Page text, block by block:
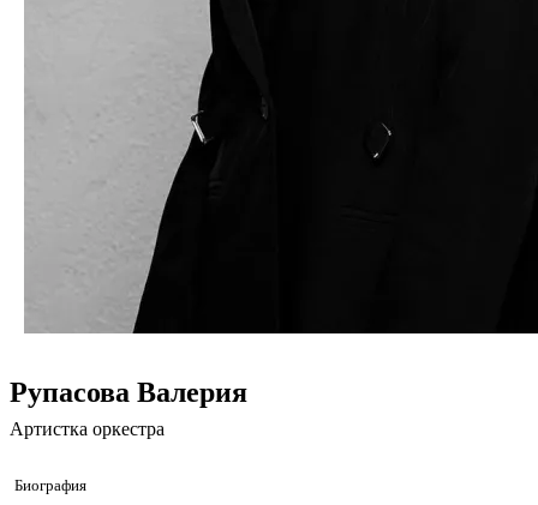
Рупасова Валерия
Артистка оркестра
Биография